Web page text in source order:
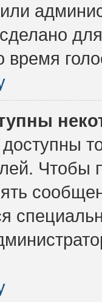
время
Чтобы